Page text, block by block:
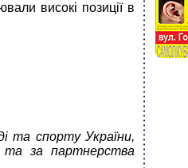
високі позиції в
та спорту України,
та за партнерства